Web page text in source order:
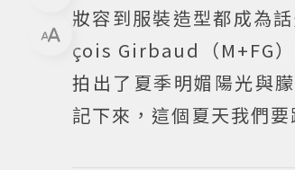
妝容到服裝造型都成為
çois Girbaud（M+FG
拍出了夏季明媚陽光與
記下來，這個夏天我們要